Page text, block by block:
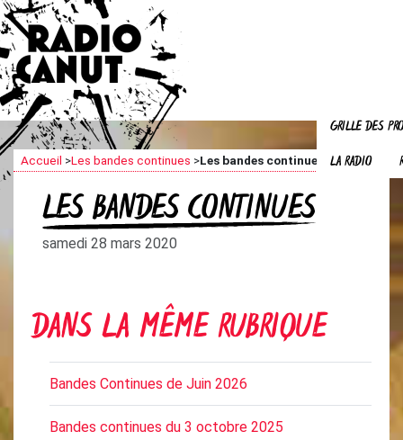
GRILLE DES
LA RADIO
Accueil >Les bandes continues >Les bandes continues
LES BANDES CONTINUES
samedi 28 mars 2020
DANS LA MÊME RUBRIQUE
Bandes Continues de Juin 2026
Bandes continues du 3 octobre 2025